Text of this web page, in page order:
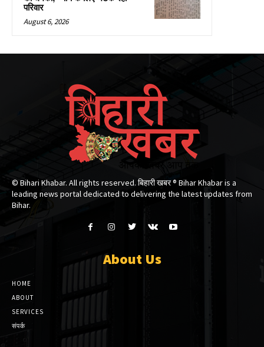
परिवार
August 6, 2026
© Bihari Khabar. All rights reserved. बिहारी खबर ®​ Bihar Khabar is a
leading news portal dedicated to delivering the latest updates from
Bihar.
About Us
HOME
ABOUT
SERVICES
संपर्क